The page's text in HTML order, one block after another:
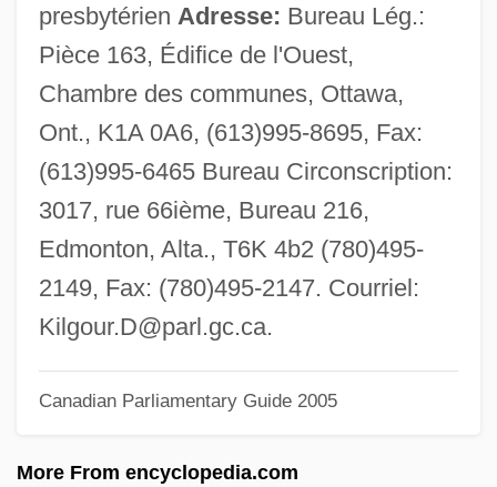
presbytérien Adresse: Bureau Lég.:
Pièce 163, Édifice de l'Ouest,
Chambre des communes, Ottawa,
Ont., K1A 0A6, (613)995-8695, Fax:
(613)995-6465 Bureau Circonscription:
3017, rue 66ième, Bureau 216,
Edmonton, Alta., T6K 4b2 (780)495-
2149, Fax: (780)495-2147. Courriel:
Kilgour.D@parl.gc.ca.
Canadian Parliamentary Guide 2005
More From encyclopedia.com
Kilgo, James 1941-2002
Kilgallen, Dorothy (1913–1965)
Kiley, David
Kiley, Daniel Urban
Kiley, Dan
Kilduff, Peter 1941-
Kildare, James Fitzgerald, 20th Earl Of